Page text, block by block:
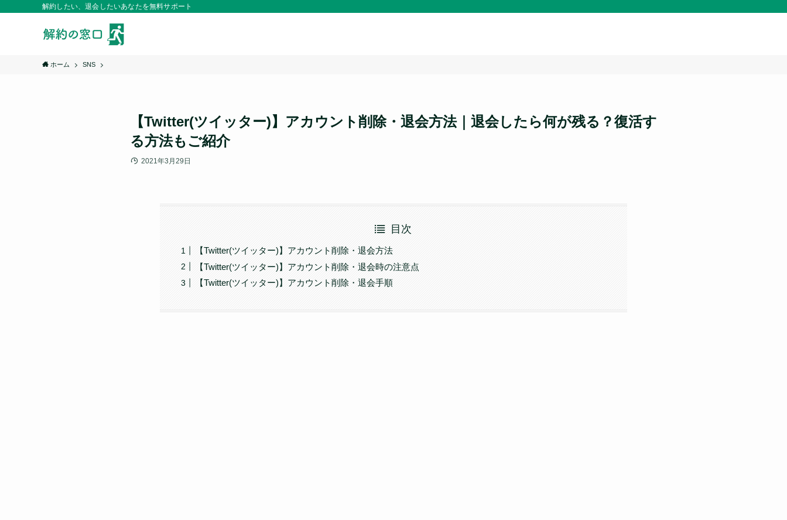
解約したい、退会したいあなたを無料サポート
ホーム SNS
【Twitter(ツイッター)】アカウント削除・退会方法｜退会したら何が残る？復活す
る方法もご紹介
2021年3月29日
目次
【Twitter(ツイッター)】アカウント削除・退会方法
【Twitter(ツイッター)】アカウント削除・退会時の注意点
【Twitter(ツイッター)】アカウント削除・退会手順